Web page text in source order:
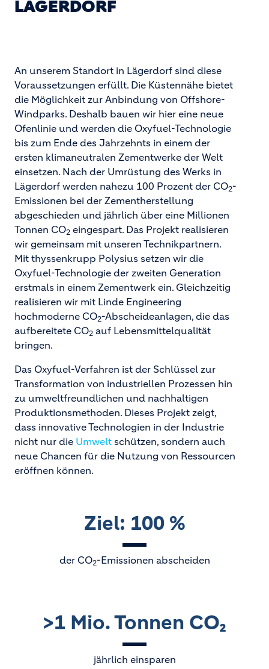
LÄGERDORF
An unserem Standort in Lägerdorf sind diese
Voraussetzungen erfüllt. Die Küstennähe bietet
die Möglichkeit zur Anbindung von Offshore-
Windparks. Deshalb bauen wir hier eine neue
Ofenlinie und werden die Oxyfuel-Technologie
bis zum Ende des Jahrzehnts in einem der
ersten klimaneutralen Zementwerke der Welt
einsetzen. Nach der Umrüstung des Werks in
Lägerdorf werden nahezu 100 Prozent der CO2-
Emissionen bei der Zementherstellung
abgeschieden und jährlich über eine Millionen
Tonnen CO2 eingespart. Das Projekt realisieren
wir gemeinsam mit unseren Technikpartnern.
Mit thyssenkrupp Polysius setzen wir die
Oxyfuel-Technologie der zweiten Generation
erstmals in einem Zementwerk ein. Gleichzeitig
realisieren wir mit Linde Engineering
hochmoderne CO2-Abscheideanlagen, die das
aufbereitete CO2 auf Lebensmittelqualität
bringen.
Das Oxyfuel-Verfahren ist der Schlüssel zur
Transformation von industriellen Prozessen hin
zu umweltfreundlichen und nachhaltigen
Produktionsmethoden. Dieses Projekt zeigt,
dass innovative Technologien in der Industrie
nicht nur die Umwelt schützen, sondern auch
neue Chancen für die Nutzung von Ressourcen
eröffnen können.
Ziel: 100 %
der CO2-Emissionen abscheiden
>1 Mio. Tonnen CO₂
jährlich einsparen